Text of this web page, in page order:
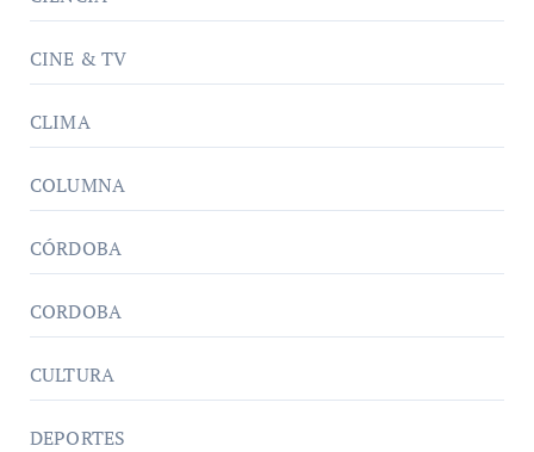
CINE & TV
CLIMA
COLUMNA
CÓRDOBA
CORDOBA
CULTURA
DEPORTES